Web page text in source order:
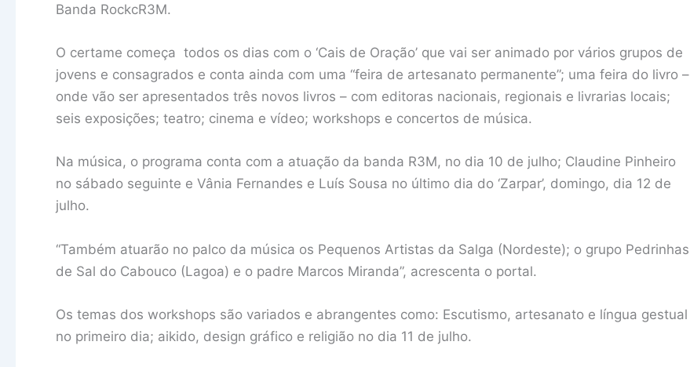
Banda RockcR3M.
O certame começa todos os dias com o ‘Cais de Oração’ que vai ser animado por vários grupos de
jovens e consagrados e conta ainda com uma “feira de artesanato permanente”; uma feira do livro –
onde vão ser apresentados três novos livros – com editoras nacionais, regionais e livrarias locais;
seis exposições; teatro; cinema e vídeo; workshops e concertos de música.
Na música, o programa conta com a atuação da banda R3M, no dia 10 de julho; Claudine Pinheiro
no sábado seguinte e Vânia Fernandes e Luís Sousa no último dia do ‘Zarpar’, domingo, dia 12 de
julho.
“Também atuarão no palco da música os Pequenos Artistas da Salga (Nordeste); o grupo Pedrinhas
de Sal do Cabouco (Lagoa) e o padre Marcos Miranda”, acrescenta o portal.
Os temas dos workshops são variados e abrangentes como: Escutismo, artesanato e língua gestual
no primeiro dia; aikido, design gráfico e religião no dia 11 de julho.